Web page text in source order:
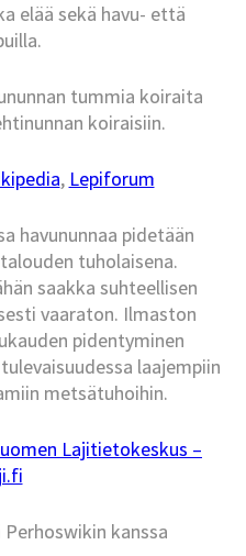
elää sekä havu- että
tummia koiraita
koiraisiin.
, Lepiforum
havununnaa pidetään
tuholaisena.
saakka suhteellisen
vaaraton. Ilmaston
pidentyminen
laajempiin
metsätuhoihin.
Lajitietokeskus –
kanssa